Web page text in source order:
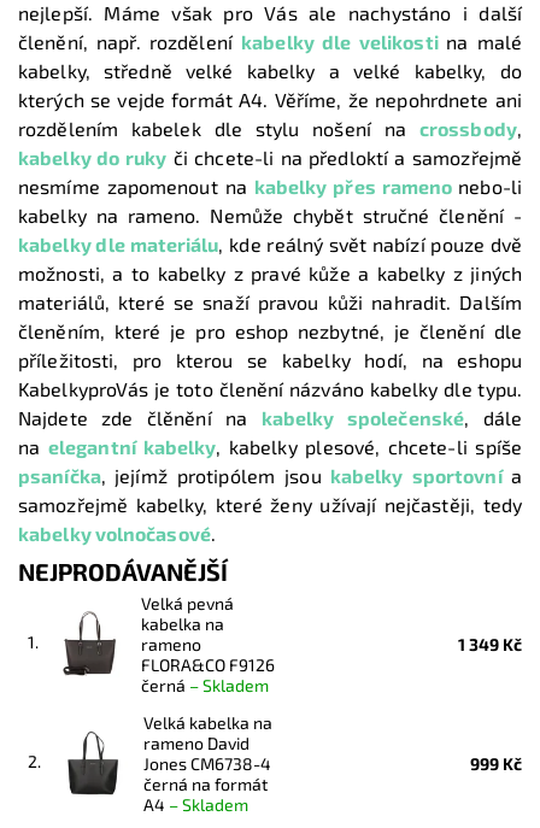
nejlepší. Máme však pro Vás ale nachystáno i další
členění, např. rozdělení kabelky dle velikosti na malé
kabelky, středně velké kabelky a velké kabelky, do
kterých se vejde formát A4. Věříme, že nepohrdnete ani
rozdělením kabelek dle stylu nošení na crossbody,
kabelky do ruky či chcete-li na předloktí a samozřejmě
nesmíme zapomenout na kabelky přes rameno nebo-li
kabelky na rameno. Nemůže chybět stručné členění -
kabelky dle materiálu, kde reálný svět nabízí pouze dvě
možnosti, a to kabelky z pravé kůže a kabelky z jiných
materiálů, které se snaží pravou kůži nahradit. Dalším
členěním, které je pro eshop nezbytné, je členění dle
příležitosti, pro kterou se kabelky hodí, na eshopu
KabelkyproVás je toto členění názváno kabelky dle typu.
Najdete zde člěnění na kabelky společenské, dále
na elegantní kabelky, kabelky plesové, chcete-li spíše
psaníčka, jejímž protipólem jsou kabelky sportovní a
samozřejmě kabelky, které ženy užívají nejčastěji, tedy
kabelky volnočasové.
NEJPRODÁVANĚJŠÍ
1.
Velká pevná
kabelka na
rameno
FLORA&CO F9126
černá –Skladem
1 349 Kč
2.
Velká kabelka na
rameno David
Jones CM6738-4
černá na formát
A4 –Skladem
999 Kč